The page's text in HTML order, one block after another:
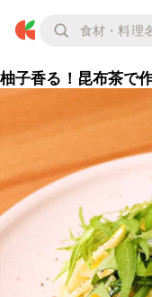
柚子香る！昆布茶で